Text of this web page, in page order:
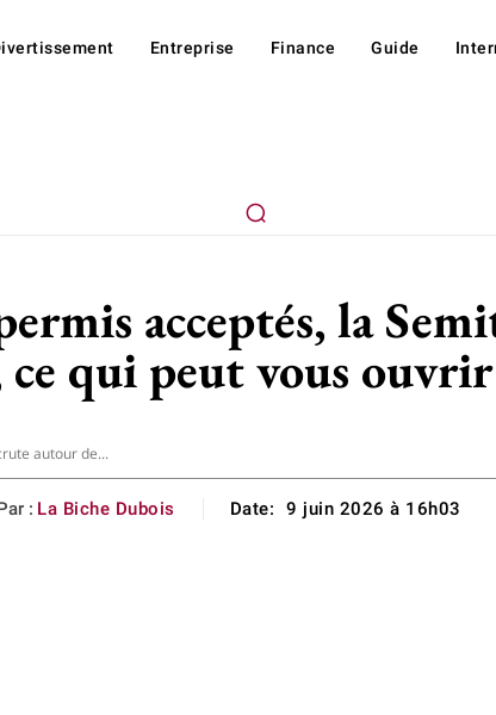
Entreprise Finance Guide
acceptés, la
ce qui peut vous
autour de...
: La Biche Dubois Date: 9 juin 2026 à 16h03